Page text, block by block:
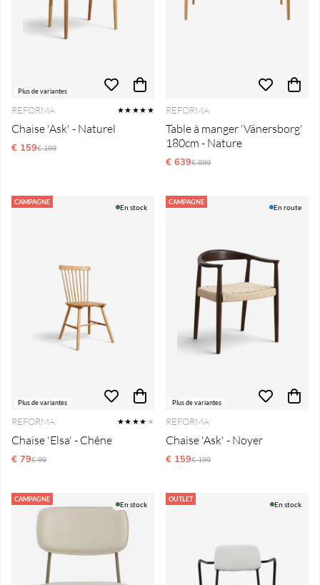
Plus de variantes
REFORMA ★★★★★
Chaise 'Ask' - Naturel
€ 159Prix régulier:
€ 199
REFORMA
Table à manger 'Vänersborg'
180cm - Nature
€ 639Prix régulier:
€ 899
CAMPAGNE
Plus de variantes
En stock
REFORMA ★★★★ ★
Chaise 'Elsa' - Chêne
€ 79Prix régulier:
€ 99
CAMPAGNE
Plus de variantes
En route
REFORMA
Chaise 'Ask' - Noyer
€ 159Prix régulier:
€ 199
CAMPAGNE
En stock
OUTLET
En stock